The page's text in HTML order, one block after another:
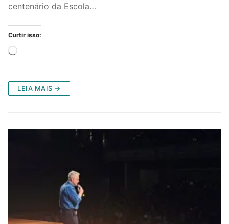
centenário da Escola…
Curtir isso:
LEIA MAIS →